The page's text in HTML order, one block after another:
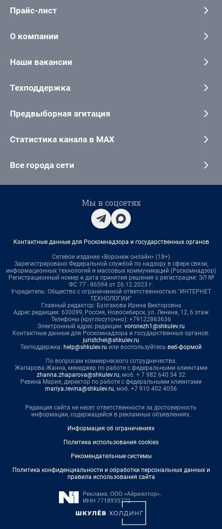
Прайс-лист
О компании
Наши вакансии
Техподдержка
Предвыборная агитация
Статистика канала в MAX
Все города сети
Мы в соцсетях
Контактные данные для Роскомнадзора и государственных органов
Сетевое издание «Воронеж онлайн» (18+)
Зарегистрировано Федеральной службой по надзору в сфере связи,
информационных технологий и массовых коммуникаций (Роскомнадзор)
Регистрационный номер и дата принятия решения о регистрации: ЭЛ №
ФС 77 - 86594 от 26.12.2023 г.
Учредитель: Общество с ограниченной ответственностью "ИНТЕРНЕТ
ТЕХНОЛОГИИ"
Главный редактор: Булгакова Ирина Викторовна
Адрес редакции: 630099, Россия, Новосибирск, ул. Ленина, 12, 6 этаж
Телефоны (круглосуточно): +79122863636
Электронный адрес редакции: voronezh1@shkulev.ru
Контактные данные для Роскомнадзора и государственных органов:
juristchel@shkulev.ru
Техподдержка: help@shkulev.ru или воспользуйтесь веб-формой
По вопросам коммерческого сотрудничества:
Жапарова Жанна, менеджер по работе с федеральными клиентами
zhanna.zhaparova@shkulev.ru, моб. + 7 982 640 34 32
Ревина Мария, директор по работе с федеральными клиентами
mariya.revina@shkulev.ru, моб. +7 910 402 4056
Редакция сайта не несет ответственности за достоверность
информации, содержащейся в рекламных объявлениях.
Информация об ограничениях
Политика использования cookies
Рекомендательные системы
Политика конфиденциальности и обработки персональных данных и
правила использования сайта